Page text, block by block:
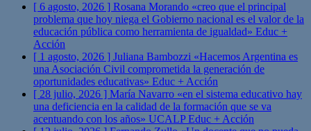
[ 6 agosto, 2026 ] Rosana Morando «creo que el principal
problema que hoy niega el Gobierno nacional es el valor de la
educación pública como herramienta de igualdad» Educ +
Acción
[ 1 agosto, 2026 ] Juliana Bambozzi «Hacemos Argentina es
una Asociación Civil comprometida la generación de
oportunidades educativas» Educ + Acción
[ 28 julio, 2026 ] María Navarro «en el sistema educativo hay
una deficiencia en la calidad de la formación que se va
acentuando con los años» UCALPEduc + Acción